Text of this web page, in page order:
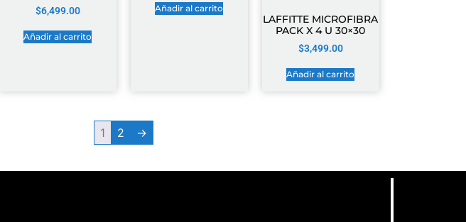
$6,499.00
Añadir al carrito
Añadir al carrito
LAFFITTE MICROFIBRA
PACK X 4 U 30×30
$3,499.00
Añadir al carrito
1 2 →